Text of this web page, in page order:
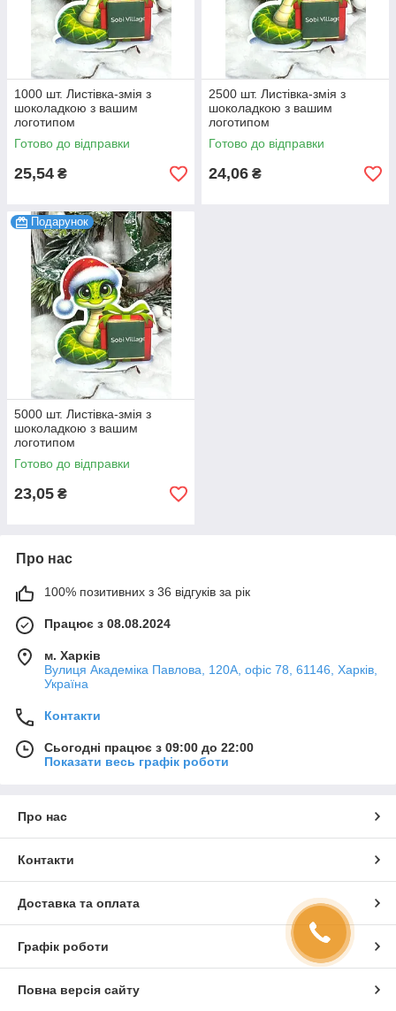
1000 шт. Листівка-змія з
шоколадкою з вашим
логотипом
Готово до відправки
25,54 ₴
2500 шт. Листівка-змія з
шоколадкою з вашим
логотипом
Готово до відправки
24,06 ₴
Подарунок
5000 шт. Листівка-змія з
шоколадкою з вашим
логотипом
Готово до відправки
23,05 ₴
Про нас
100% позитивних з 36 відгуків за рік
Працює з 08.08.2024
м. Харків
Вулиця Академіка Павлова, 120А, офіс 78, 61146, Харків,
Україна
Контакти
Сьогодні працює з 09:00 до 22:00
Показати весь графік роботи
Про нас
Контакти
Доставка та оплата
Графік роботи
Повна версія сайту